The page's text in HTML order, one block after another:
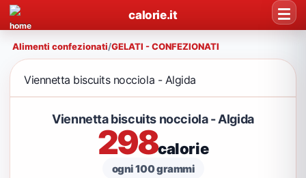
calorie.it
Alimenti confezionati/GELATI - CONFEZIONATI
Viennetta biscuits nocciola - Algida
Viennetta biscuits nocciola - Algida
298calorie
ogni 100 grammi